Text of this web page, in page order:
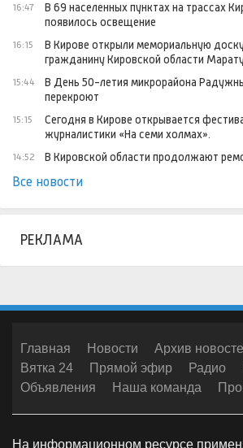
16:47
В 69 населенных пунктах на трассах
появилось освещение
16:15
В Кирове открыли мемориальную
гражданину Кировской области
15:44
В День 50-летия микрорайона
перекроют
15:15
Сегодня в Кирове открывается
журналистики «На семи холмах».
14:52 В Кировской области продолжают
Все новости
РЕКЛАМА
Главная Новости Архив
Вятка 24
Прямой эфир Радио
Объявления
Наша команда
На информационном ресурсе